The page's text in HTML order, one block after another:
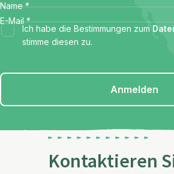
Name *
E-Mail *
Ich habe die Bestimmungen zum
stimme diesen zu.
Anmelden
Kontaktieren